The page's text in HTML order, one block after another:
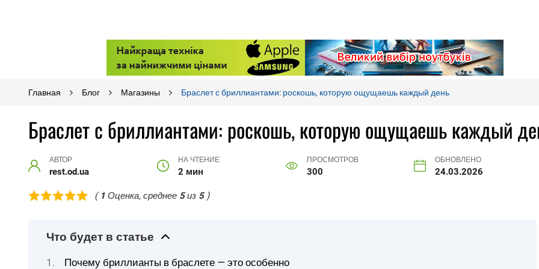
Главная Блог Магазины Браслет с бриллиантами: роскошь, которую ощущаешь каждый день
Браслет с бриллиантами: роскошь, которую ощущаешь каждый
АВТОР
rest.od.ua
НА ЧТЕНИЕ
2 мин
ПРОСМОТРОВ
300
ОБНОВЛЕНО
24.03.2026
( 1 Оценка, среднее 5из 5)
Что будет в статье
Почему бриллианты в браслете — это особенно